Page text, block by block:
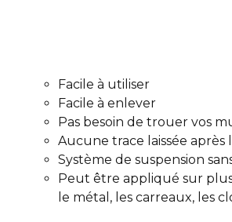
Facile à utiliser
Facile à enlever
Pas besoin de trouer vos
Aucune trace laissée
Système de suspension
Peut être appliqué sur
le métal, les carreaux, les